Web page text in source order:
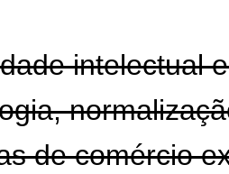
intelectual
de comércio